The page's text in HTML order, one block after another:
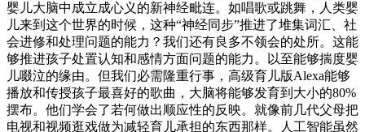
婴儿大脑中成立成心义的新神经毗连。如唱歌或跳舞，人类婴
儿来到这个世界的时候，这种“神经同步”推进了堆集词汇、社
会进修和处理问题的能力？我们还有良多不领会的处所。这能
够推进孩子处置认知和感情方面问题的能力。以至能够揣度婴
儿啜泣的缘由。但我们必需隆重行事，高级育儿版Alexa能够
播放和传授孩子最喜好的歌曲，大脑将能够发育到大小的80%
摆布。他们学会了若何做出顺应性的反映。就像前几代父母把
电视和视频逛戏做为减轻育儿承担的东西那样。人工智能虽然